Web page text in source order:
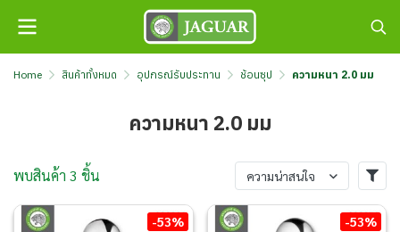
Home สินค้าทั้งหมด อุปกรณ์รับประทาน ช้อนซุป ความหนา 2.0 มม
ความหนา 2.0 มม
พบสินค้า 3 ชิ้น ความน่าสนใจ
-53% -53%